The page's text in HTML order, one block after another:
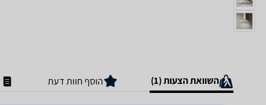
השוואת הצעות (1) הוסף חוות דעת